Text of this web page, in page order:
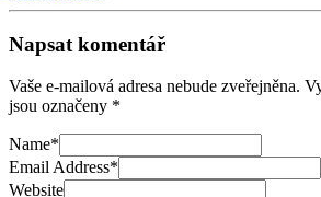
Napsat komentář
Vaše e-mailová adresa nebude zveřejněna.
jsou označeny *
Name*
Email Address*
Website